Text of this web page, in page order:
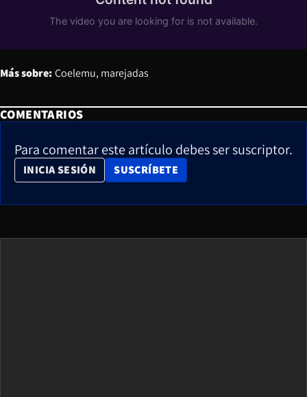
Más sobre:Coelemu marejadas
COMENTARIOS
Para comentar este artículo debes ser suscriptor.
INICIA SESIÓN SUSCRÍBETE
OPENS IN NEW WINDOW